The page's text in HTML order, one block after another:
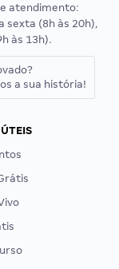
atendimento:
sexta (8h às 20h),
às 13h).
a sua história!